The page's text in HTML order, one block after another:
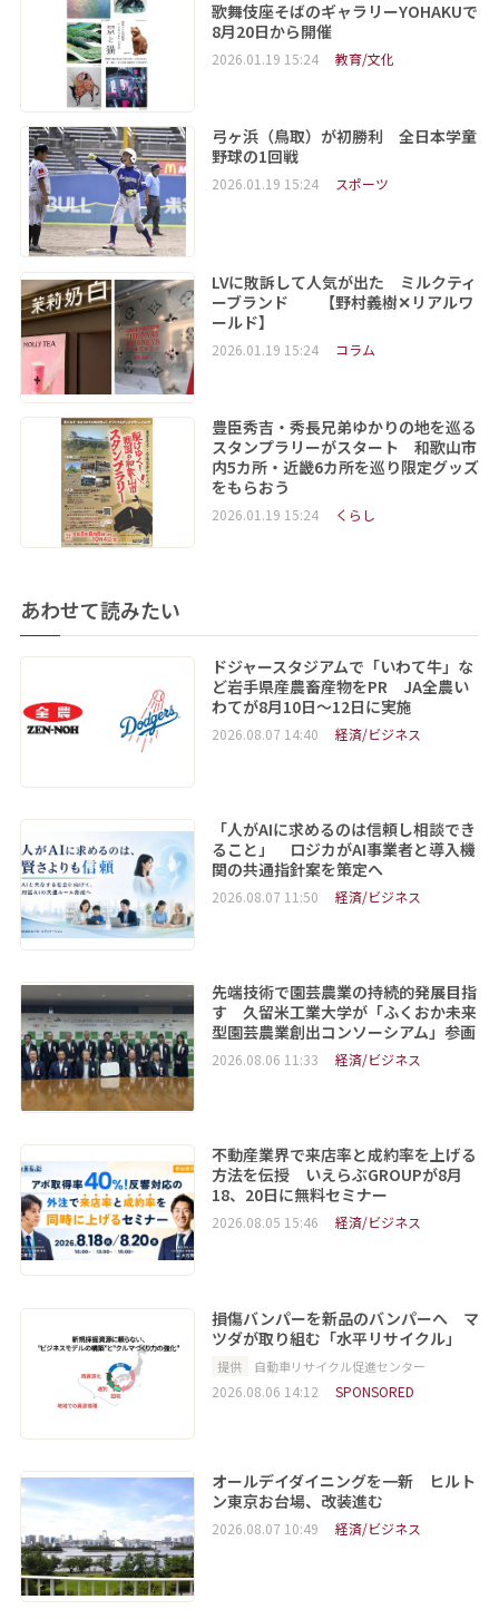
歌舞伎座そばのギャラリーYOHAKUで
8月20日から開催
2026.01.19 15:24 教育/文化
弓ヶ浜（鳥取）が初勝利 全日本学童
野球の1回戦
2026.01.19 15:24 スポーツ
LVに敗訴して人気が出た ミルクティ
ーブランド 【野村義樹✕リアルワ
ールド】
2026.01.19 15:24 コラム
豊臣秀吉・秀長兄弟ゆかりの地を巡る
スタンプラリーがスタート 和歌山市
内5カ所・近畿6カ所を巡り限定グッズ
をもらおう
2026.01.19 15:24 くらし
あわせて読みたい
ドジャースタジアムで「いわて牛」な
ど岩手県産農畜産物をPR JA全農い
わてが8月10日～12日に実施
2026.08.07 14:40 経済/ビジネス
「人がAIに求めるのは信頼し相談でき
ること」 ロジカがAI事業者と導入機
関の共通指針案を策定へ
2026.08.07 11:50 経済/ビジネス
先端技術で園芸農業の持続的発展目指
す 久留米工業大学が「ふくおか未来
型園芸農業創出コンソーシアム」参画
2026.08.06 11:33 経済/ビジネス
不動産業界で来店率と成約率を上げる
方法を伝授 いえらぶGROUPが8月
18、20日に無料セミナー
2026.08.05 15:46 経済/ビジネス
損傷バンパーを新品のバンパーへ マ
ツダが取り組む「水平リサイクル」
提供 自動車リサイクル促進センター
2026.08.06 14:12 SPONSORED
オールデイダイニングを一新 ヒルト
ン東京お台場、改装進む
2026.08.07 10:49 経済/ビジネス